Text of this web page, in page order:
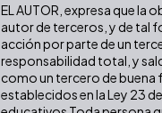
EL AUTOR, expresa que la
autor de terceros, y de tal
acción por parte de un
responsabilidad total, y
como un tercero de buena
establecidos en la Ley 23